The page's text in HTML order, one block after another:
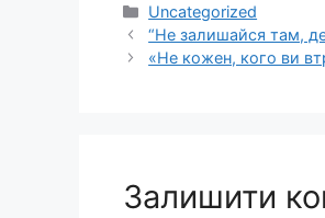
Категорії
Uncategorized
“Не залишайся там,
«Не кожен, кого ви
Залишити